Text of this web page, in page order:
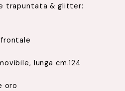
trapuntata & glitter:
lunga cm.124
oro